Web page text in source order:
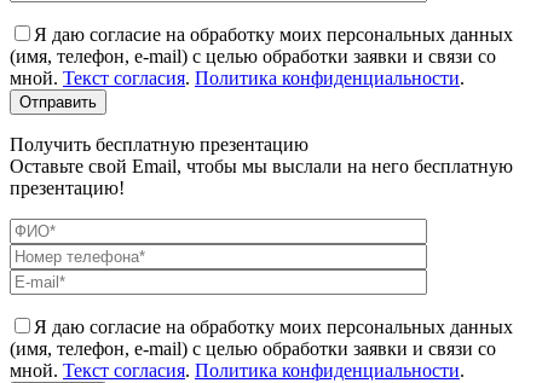
Я даю согласие на обработку моих персональных данных
(имя, телефон, e-mail) с целью обработки заявки и связи со
мной. Текст согласия. Политика конфиденциальности.
Получить бесплатную презентацию
Оставьте свой Email, чтобы мы выслали на него бесплатную
презентацию!
Я даю согласие на обработку моих персональных данных
(имя, телефон, e-mail) с целью обработки заявки и связи со
мной. Текст согласия. Политика конфиденциальности.